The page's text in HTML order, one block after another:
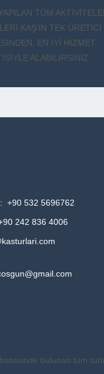
TÜM
KAŞ’IN TEK ÜRETİCİ
EN İYİ HİZMET
ALABİLİRSİNİZ.
+90 532 5696762
242 836 4006
bulunan tüm